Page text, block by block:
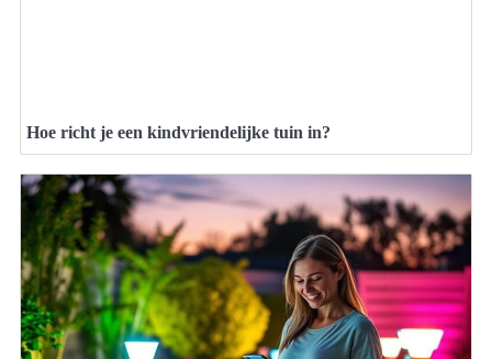
Hoe richt je een kindvriendelijke tuin in?